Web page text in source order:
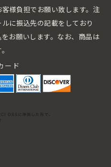
様負担でお願い致します。注
に振込先の記載をしており
お願いします。なお、商品は
ード